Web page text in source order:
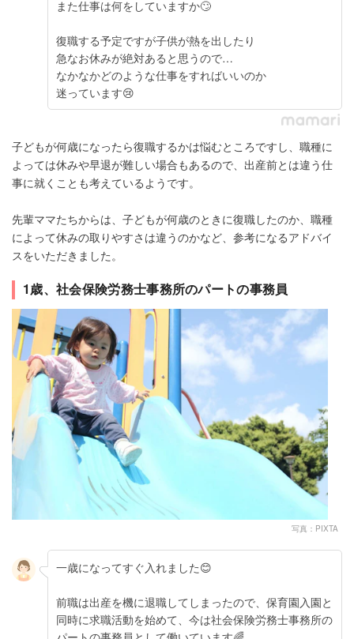
また仕事は何をしていますか🙄
復職する予定ですが子供が熱を出したり
急なお休みが絶対あると思うので…
なかなかどのような仕事をすればいいのか
迷っています😢
子どもが何歳になったら復職するかは悩むところですし、職種に
よっては休みや早退が難しい場合もあるので、出産前とは違う仕
事に就くことも考えているようです。
先輩ママたちからは、子どもが何歳のときに復職したのか、職種
によって休みの取りやすさは違うのかなど、参考になるアドバイ
スをいただきました。
1歳、社会保険労務士事務所のパートの事務員
写真：PIXTA
一歳になってすぐ入れました😊
前職は出産を機に退職してしまったので、保育園入園と
同時に求職活動を始めて、今は社会保険労務士事務所の